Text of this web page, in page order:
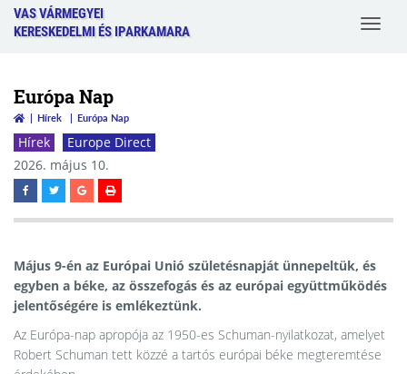
VAS VÁRMEGYEI
KERESKEDELMI ÉS IPARKAMARA
Toggle
Európa Nap
Hírek Európa Nap
Hírek
Europe Direct
2026. május 10.
Május 9-én az Európai Unió születésnapját ünnepeltük, és
egyben a béke, az összefogás és az európai együttműködés
jelentőségére is emlékeztünk.
Az Európa-nap apropója az 1950-es Schuman-nyilatkozat, amelyet
Robert Schuman tett közzé a tartós európai béke megteremtése